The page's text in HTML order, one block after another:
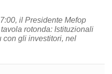
il Presidente Mefop
rotonda: Istituzionali
con gli investitori, nel